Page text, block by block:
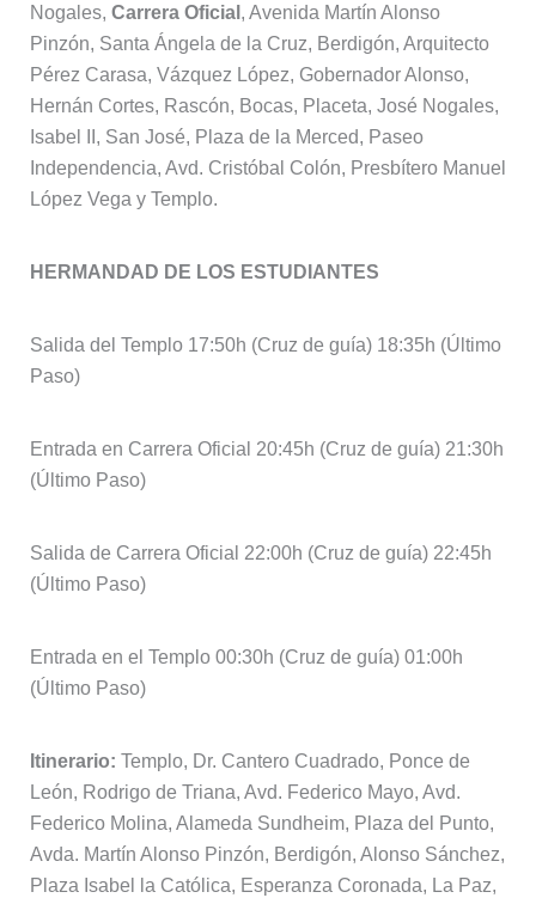
Nogales, Carrera Oficial , Avenida Martín Alonso
Pinzón, Santa Ángela de la Cruz, Berdigón, Arquitecto
Pérez Carasa, Vázquez López, Gobernador Alonso,
Hernán Cortes, Rascón, Bocas, Placeta, José Nogales,
Isabel II, San José, Plaza de la Merced, Paseo
Independencia, Avd. Cristóbal Colón, Presbítero Manuel
López Vega y Templo.
HERMANDAD DE LOS ESTUDIANTES
Salida del Templo 17:50h (Cruz de guía) 18:35h (Último
Paso)
Entrada en Carrera Oficial 20:45h (Cruz de guía) 21:30h
(Último Paso)
Salida de Carrera Oficial 22:00h (Cruz de guía) 22:45h
(Último Paso)
Entrada en el Templo 00:30h (Cruz de guía) 01:00h
(Último Paso)
Itinerario: Templo, Dr. Cantero Cuadrado, Ponce de
León, Rodrigo de Triana, Avd. Federico Mayo, Avd.
Federico Molina, Alameda Sundheim, Plaza del Punto,
Avda. Martín Alonso Pinzón, Berdigón, Alonso Sánchez,
Plaza Isabel la Católica, Esperanza Coronada, La Paz,